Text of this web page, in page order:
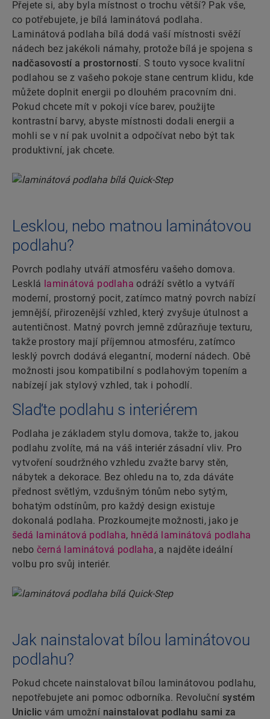
Přejete si, aby byla místnost o trochu větší? Pak vše,
co potřebujete, je bílá laminátová podlaha.
Laminátová podlaha bílá dodá vaší místnosti svěží
nádech bez jakékoli námahy, protože bílá je spojena s
nadčasovostí a prostorností. S touto vysoce kvalitní
podlahou se z vašeho pokoje stane centrum klidu, kde
můžete doplnit energii po dlouhém pracovním dni.
Pokud chcete mít v pokoji více barev, použijte
kontrastní barvy, abyste místnosti dodali energii a
mohli se v ní pak uvolnit a odpočívat nebo být tak
produktivní, jak chcete.
Lesklou, nebo matnou laminátovou
podlahu?
Povrch podlahy utváří atmosféru vašeho domova.
Lesklá laminátová podlaha odráží světlo a vytváří
moderní, prostorný pocit, zatímco matný povrch nabízí
jemnější, přirozenější vzhled, který zvyšuje útulnost a
autentičnost. Matný povrch jemně zdůrazňuje texturu,
takže prostory mají příjemnou atmosféru, zatímco
lesklý povrch dodává elegantní, moderní nádech. Obě
možnosti jsou kompatibilní s podlahovým topením a
nabízejí jak stylový vzhled, tak i pohodlí.
Slaďte podlahu s interiérem
Podlaha je základem stylu domova, takže to, jakou
podlahu zvolíte, má na váš interiér zásadní vliv. Pro
vytvoření soudržného vzhledu zvažte barvy stěn,
nábytek a dekorace. Bez ohledu na to, zda dáváte
přednost světlým, vzdušným tónům nebo sytým,
bohatým odstínům, pro každý design existuje
dokonalá podlaha. Prozkoumejte možnosti, jako je
šedá laminátová podlaha, hnědá laminátová podlaha
nebo černá laminátová podlaha, a najděte ideální
volbu pro svůj interiér.
Jak nainstalovat bílou laminátovou
podlahu?
Pokud chcete nainstalovat bílou laminátovou podlahu,
nepotřebujete ani pomoc odborníka. Revoluční systém
Uniclic vám umožní nainstalovat podlahu sami za